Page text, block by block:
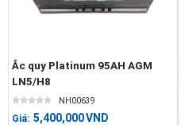
Ắc quy Platinum 95AH AGM
LN5/H8
NH00639
Giá: 5,400,000VND